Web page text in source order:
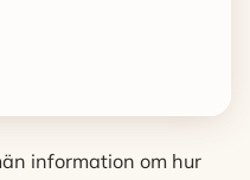
information om hur